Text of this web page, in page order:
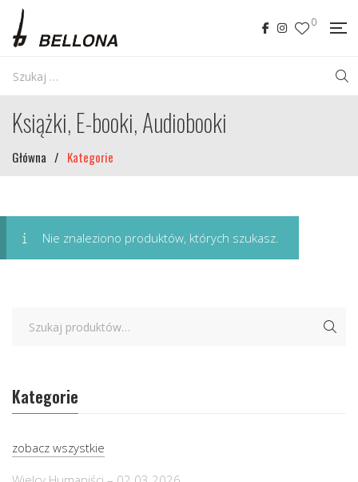
0
Książki, E-booki, Audiobooki
Główna / Kategorie
Nie znaleziono produktów, których szukasz.
Kategorie
zobacz wszystkie